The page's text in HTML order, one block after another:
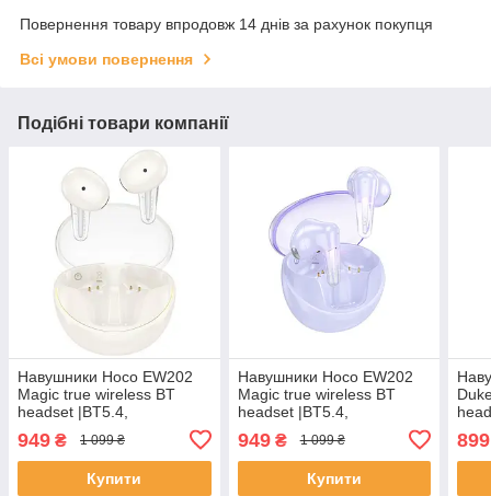
Повернення товару впродовж 14 днів за рахунок покупця
Всі умови повернення
Подібні товари компанії
Навушники Hoco EW202
Magic true wireless BT
headset |BT5.4,
35/350mAh, 6h, ipx4| Milky
white
949 ₴ 1 099 ₴
Купити
Навушники Hoco EW202
Magic true wireless BT
headset |BT5.4,
Purple
949₴ 1 099 ₴
Купити
899